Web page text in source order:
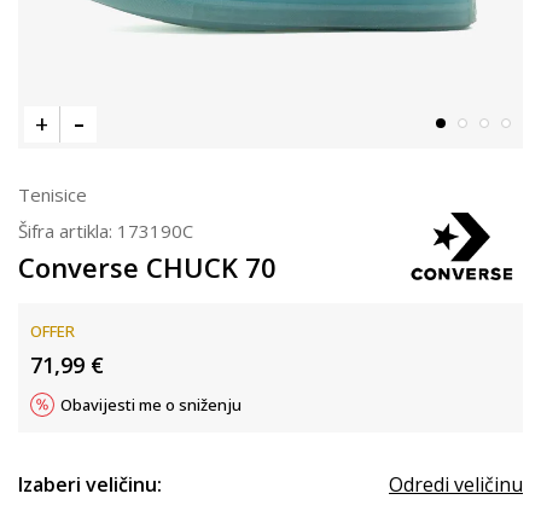
Tenisice
Šifra artikla: 173190C
Converse CHUCK 70
OFFER
71,99 €
Obavijesti me o sniženju
Izaberi veličinu: Odredi veličinu